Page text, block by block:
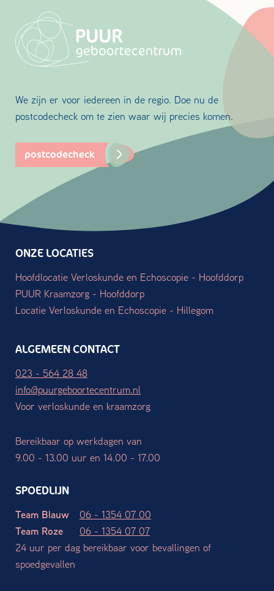
We zijn er voor iedereen in de regio. Doe nu de
postcodecheck om te zien waar wij precies komen.
postcodecheck
ONZE LOCATIES
Hoofdlocatie Verloskunde en Echoscopie - Hoofddorp
PUUR Kraamzorg - Hoofddorp
Locatie Verloskunde en Echoscopie - Hillegom
ALGEMEEN CONTACT
023 - 564 28 48
info@puurgeboortecentrum.nl
Voor verloskunde en kraamzorg
Bereikbaar op werkdagen van
9.00 - 13.00 uur en 14.00 - 17.00
SPOEDLIJN
Team Blauw
06 - 1354 07 00
Team Roze
06 - 1354 07 07
24 uur per dag bereikbaar voor bevallingen of
spoedgevallen